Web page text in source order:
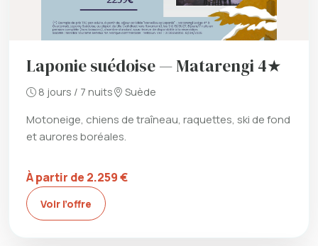
Laponie suédoise — Matarengi 4★
8 jours / 7 nuits Suède
Motoneige, chiens de traîneau, raquettes, ski de fond
et aurores boréales.
À partir de 2.259 €
Voir l’offre